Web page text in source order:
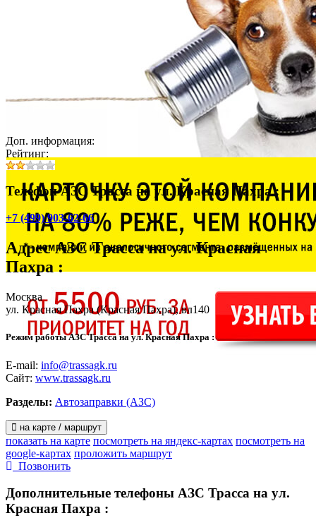
Доп. информация:
Рейтинг:
Телефон АЗС Трасса на ул. Красная Пахра :
+7 (499) 903-62-66
АдресАЗС Трасса на ул. Красная
Пахра:
Москва
ул. Красная Пахра (Красная Пахра), вл140
Режим работы АЗС Трасса на ул. Красная Пахра :
E-mail: info@trassagk.ru
Сайт: www.trassagk.ru
Разделы: Автозаправки (АЗС)
на карте / маршрут
показать на карте посмотреть на яндекс-картах посмотреть на
google-картах проложить маршрут
Позвонить
Дополнительные телефоны АЗС Трасса на ул.
Красная Пахра :